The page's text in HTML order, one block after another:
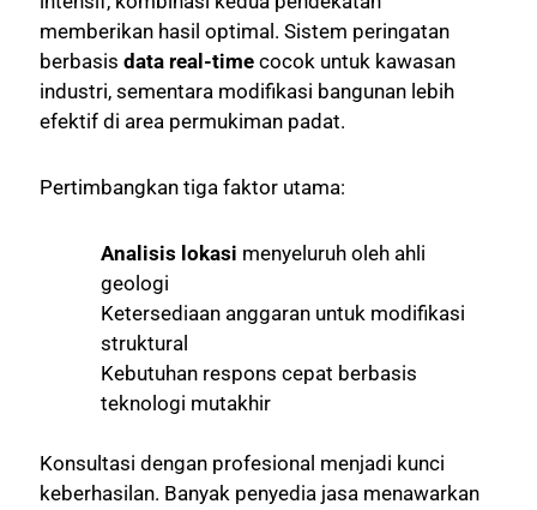
memberikan hasil optimal. Sistem peringatan
berbasisdata real-time cocok untuk kawasan
industri, sementara modifikasi bangunan lebih
efektif di area permukiman padat.
Pertimbangkan tiga faktor utama:
Analisis lokasi menyeluruh oleh ahli
geologi
Ketersediaan anggaran untuk modifikasi
struktural
Kebutuhan respons cepat berbasis
teknologi mutakhir
Konsultasi dengan profesional menjadi kunci
keberhasilan. Banyak penyedia jasa menawarkan